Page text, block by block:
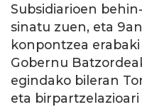
Subsidiarioen
sinatu zuen, eta
konpontzea
Gobernu
egindako bileran
eta